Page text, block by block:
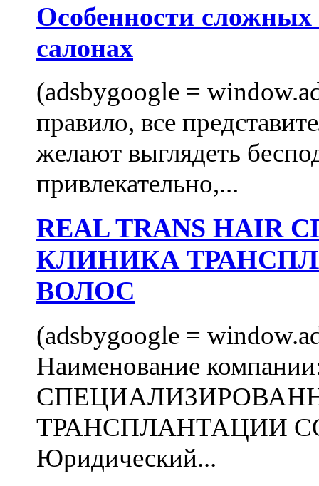
Особенности
салонах
(adsbygoogle =
правило, все
желают выглядеть
привлекательно,...
REAL TRANS
КЛИНИКА
ВОЛОС
(adsbygoogle =
Наименование
ТРАНСПЛАНТАЦИИ
Юридический...